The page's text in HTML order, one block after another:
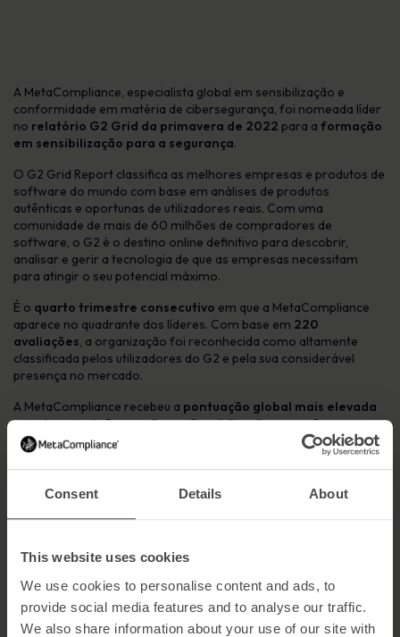
Consent Details About
This website uses cookies
We use cookies to personalise content and ads, to
provide social media features and to analyse our traffic.
We also share information about your use of our site with
A MetaCompliance, especialista global em sensibilização e
conformidade em matéria de cibersegurança, foi nomeada líder
no relatório G2 Grid da primavera de 2022 para a formação
em sensibilização para a segurança.
O G2 Grid Report classifica as melhores empresas e produtos de
software do mundo com base em análises de produtos
autênticas e oportunas de utilizadores reais. Com uma
comunidade de mais de 60 milhões de compradores de
software, o G2 é o destino online definitivo para descobrir,
analisar e gerir a tecnologia de que as empresas necessitam
para atingir o seu potencial máximo.
É o quarto trimestre consecutivo em que a MetaCompliance
aparece no quadrante dos líderes. Com base em 220
avaliações, a organização foi reconhecida como altamente
classificada pelos utilizadores do G2 e pela sua considerável
presença no mercado.
A MetaCompliance recebeu a pontuação global mais elevada
na categoria de Formação em Sensibilização para a Segurança,
com 98%, e recebeu distintivos G2 para “Utilizadores com maior
probabilidade de recomendar” e “Melhor Suporte”.
Robert O’Brien, Diretor Executivo da MetaCompliance,
Sensibilização para a Segurança durante quatro trimestres
com o fornecimento de uma experiência de classe mundial ao
Sensibilização para a Segurança é reconhecida pelo mercado
como uma solução que envolve os utilizadores finais, impulsiona
a mudança de comportamento e reduz os erros humanos”.